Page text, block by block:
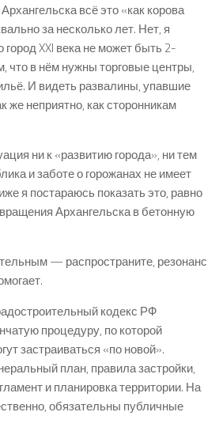
всё это «как корова
за несколько лет. Нет, я
город XXI века не может быть 2-
в нём нужны торговые центры,
И видеть развалины, упавшие
же неприятно, как сторонникам
ни к «развитию города», ни тем
и заботе о горожанах не имеет
я постараюсь показать это, равно
Архангельска в бетонную
— распространите, резонанс
кодекс РФ
процедуру, по которой
застраиваться «по новой».
план, правила застройки,
и планировка территории. На
обязательны публичные